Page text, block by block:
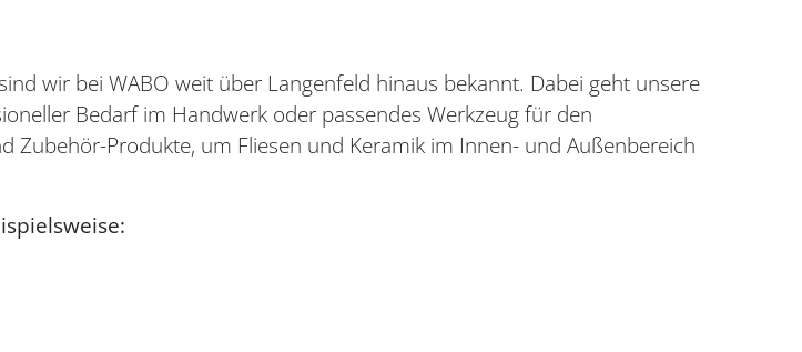
wir bei WABO weit über Langenfeld hinaus bekannt. Dabei geht unsere
Bedarf im Handwerk oder passendes Werkzeug für den
Zubehör-Produkte, um Fliesen und Keramik im Innen- und Außenbereich